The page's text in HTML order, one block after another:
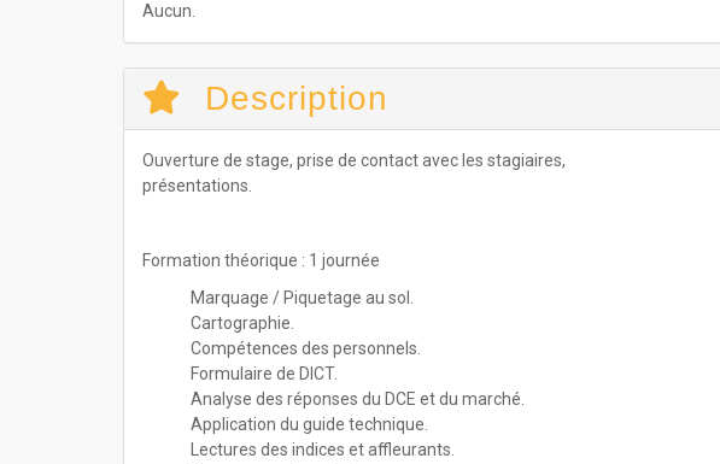
Aucun.
Description
Ouverture de stage, prise de contact avec les stagiaires,
présentations.
Formation théorique : 1 journée
Marquage / Piquetage au sol.
Cartographie.
Compétences des personnels.
Formulaire de DICT.
Analyse des réponses du DCE et du marché.
Application du guide technique.
Lectures des indices et affleurants.